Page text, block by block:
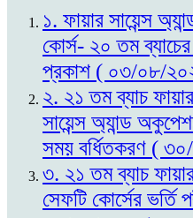
১. ফায়ার সায়েন্স
কোর্স- ২০ তম
প্রকাশ ( ০৩/০৮/
২. ২১ তম ব্যাচ
সায়েন্স অ্যান্ড
সময় বর্ধিতকরণ (
৩. ২১ তম ব্যাচ
সেফটি কোর্সের ভর্তি